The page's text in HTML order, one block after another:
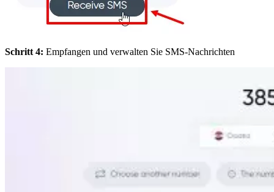
Schritt 4: Empfangen und verwalten Sie SMS-Nachrichten